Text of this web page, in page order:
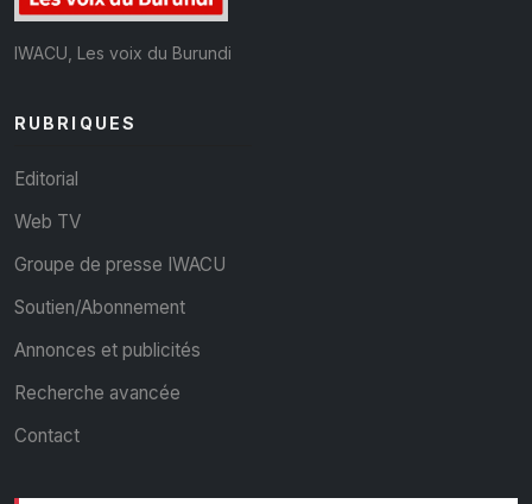
IWACU, Les voix du Burundi
RUBRIQUES
Editorial
Web TV
Groupe de presse IWACU
Soutien/Abonnement
Annonces et publicités
Recherche avancée
Contact